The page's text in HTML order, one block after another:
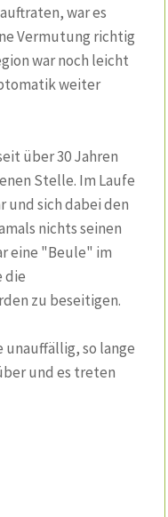
war es
Vermutung richtig
war noch leicht
weiter
über 30 Jahren
Stelle. Im Laufe
und sich dabei den
nichts seinen
eine "Beule" im
die
zu beseitigen.
unauffällig, so lange
und es treten